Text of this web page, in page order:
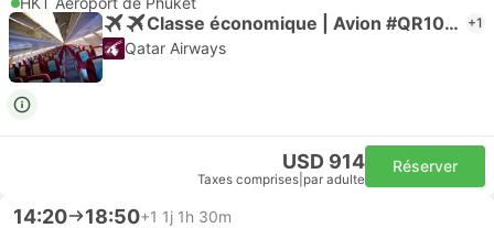
Classe économique | Avion #QR1039 +1
Qatar Airways
USD 914
Taxes comprises par adulte
Réserver
14:20 18:50+1 1j 1h 30m